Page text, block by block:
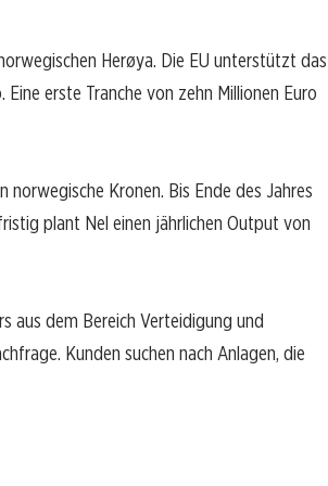
Herøya. Die EU unterstützt das
erste Tranche von zehn Millionen Euro
Kronen. Bis Ende des Jahres
plant Nel einen jährlichen Output von
aus dem Bereich Verteidigung und
Kunden suchen nach Anlagen, die